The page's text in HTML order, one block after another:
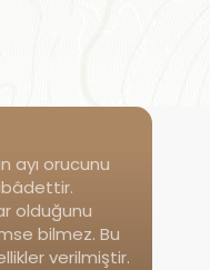
ayı orucunu
olduğunu
bilmez. Bu
verilmiştir.